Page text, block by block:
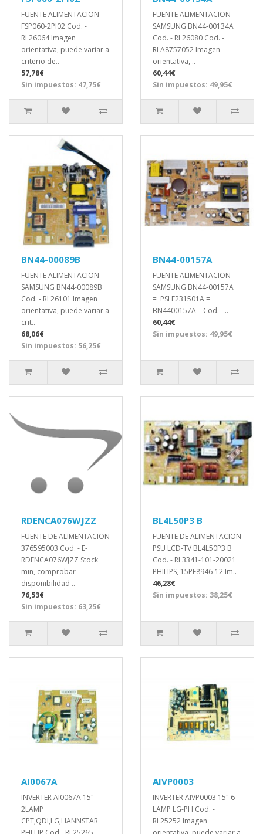
FUENTE ALIMENTACION
FSP060-2PI02 Cod. -
RL26064 Imagen
orientativa, puede variar a
criterio de..
57,78€
Sin impuestos: 47,75€
FUENTE ALIMENTACION
SAMSUNG BN44-00134A
Cod. - RL26080 Cod. -
RLA8757052 Imagen
orientativa, ..
60,44€
Sin impuestos: 49,95€
BN44-00089B
FUENTE ALIMENTACION
SAMSUNG BN44-00089B
Cod. - RL26101 Imagen
orientativa, puede variar a
crit..
68,06€
Sin impuestos: 56,25€
BN44-00157A
FUENTE ALIMENTACION
SAMSUNG BN44-00157A
= PSLF231501A =
BN4400157A Cod. - ..
60,44€
Sin impuestos: 49,95€
RDENCA076WJZZ
FUENTE DE ALIMENTACION
376595003 Cod. - E-
RDENCA076WJZZ Stock
min, comprobar
disponibilidad ..
76,53€
Sin impuestos: 63,25€
BL4L50P3 B
FUENTE DE ALIMENTACION
PSU LCD-TV BL4L50P3 B
Cod. - RL3341-101-20021
PHILIPS, 15PF8946-12 Im..
46,28€
Sin impuestos: 38,25€
AI0067A
INVERTER AI0067A 15"
2LAMP
CPT,QDI,LG,HANNSTAR
AIVP0003
INVERTER AIVP0003 15" 6
LAMP LG-PH Cod. -
RL25252 Imagen